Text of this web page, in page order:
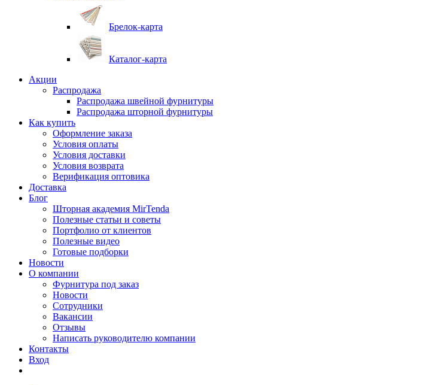
Брелок-карта
Каталог-карта
Акции
Распродажа
Распродажа швейной фурнитуры
Распродажа шторной фурнитуры
Как купить
Оформление заказа
Условия оплаты
Условия доставки
Условия возврата
Верификация оптовика
Доставка
Блог
Шторная академия MirTenda
Полезные статьи и советы
Портфолио от клиентов
Полезные видео
Готовые подборки
Новости
О компании
Фурнитура под заказ
Новости
Сотрудники
Вакансии
Отзывы
Написать руководителю компании
Контакты
Вход